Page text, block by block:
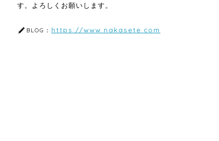
す。よろしくお願いします。
BLOG： https://www.nakasete.com